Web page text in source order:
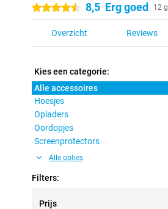
4.5 sterren 8,5 Erg goed 12
Overzicht Reviews
Kies een categorie:
Alle accessoires
Hoesjes
Opladers
Oordopjes
Screenprotectors
Alle opties
Filters:
Prijs